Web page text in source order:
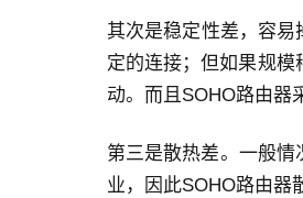
其次是稳定性差，容
定的连接；但如果规
动。而且SOHO路由器
第三是散热差。一般
业，因此SOHO路由器